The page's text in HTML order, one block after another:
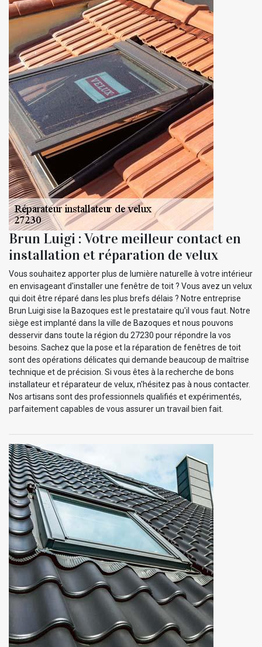
Brun Luigi : Votre meilleur contact en
installation et réparation de velux
Vous souhaitez apporter plus de lumière naturelle à votre intérieur
en envisageant d'installer une fenêtre de toit ? Vous avez un velux
qui doit être réparé dans les plus brefs délais ? Notre entreprise
Brun Luigi sise la Bazoques est le prestataire qu'il vous faut. Notre
siège est implanté dans la ville de Bazoques et nous pouvons
desservir dans toute la région du 27230 pour répondre la vos
besoins. Sachez que la pose et la réparation de fenêtres de toit
sont des opérations délicates qui demande beaucoup de maîtrise
technique et de précision. Si vous êtes à la recherche de bons
installateur et réparateur de velux, n'hésitez pas à nous contacter.
Nos artisans sont des professionnels qualifiés et expérimentés,
parfaitement capables de vous assurer un travail bien fait.